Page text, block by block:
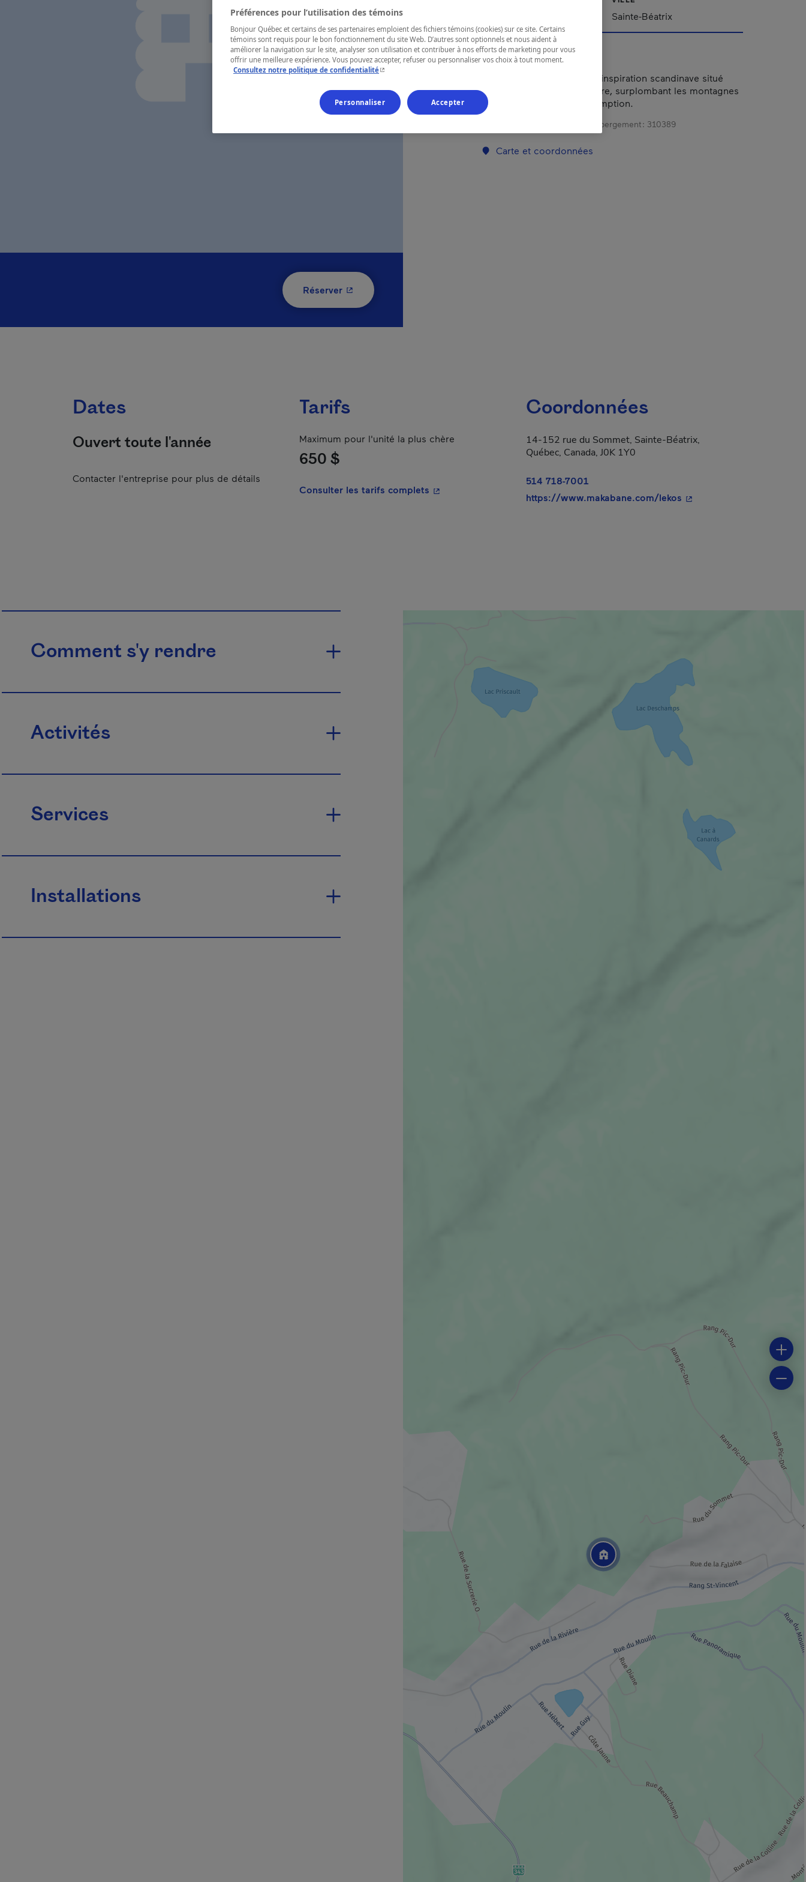
Réserver- Cet hyperlien s'ouvrira dans une nouvelle fenêtre.
Sainte-Béatrix
Chalet de luxe au design d’inspiration scandinave situé
dans la région de Lanaudière, surplombant les montagnes
et bordant la rivière L’Assomption.
Numéro d’enregistrement d’hébergement : 310389
Carte et coordonnées
Dates
Ouvert toute l'année
Contacter l'entreprise pour plus de détails
Tarifs
Maximum pour l'unité la plus chère
650 $
Consulter les tarifs complets - Cet hyperlien s'ouvrira dans une nouvelle fenêtre.
Coordonnées
14-152 rue du Sommet, Sainte-Béatrix,
Québec, Canada, J0K 1Y0
514 718-7001
https://www.makabane.com/lekos - Cet hyperlien s'ouvrira
Comment s'y rendre
Activités
Services
Installations
Préférences pour l’utilisation des témoins
Bonjour Québec et certains de ses partenaires emploient des fichiers témoins (cookies) sur ce site. Certains
témoins sont requis pour le bon fonctionnement du site Web. D’autres sont optionnels et nous aident à
améliorer la navigation sur le site, analyser son utilisation et contribuer à nos efforts de marketing pour vous
offrir une meilleure expérience. Vous pouvez accepter, refuser ou personnaliser vos choix à tout moment.
Consultez notre politique de confidentialité- Cet hyperlien s'ouvrira dans une nouvelle fenêtre.
Personnaliser Accepter